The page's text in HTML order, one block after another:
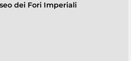
dei Fori Imperiali